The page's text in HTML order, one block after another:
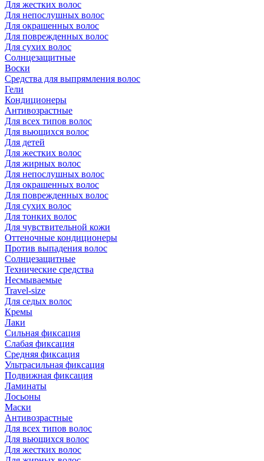
Для жестких волос
Для непослушных волос
Для окрашенных волос
Для поврежденных волос
Для сухих волос
Солнцезащитные
Воски
Средства для выпрямления волос
Гели
Кондиционеры
Антивозрастные
Для всех типов волос
Для вьющихся волос
Для детей
Для жестких волос
Для жирных волос
Для непослушных волос
Для окрашенных волос
Для поврежденных волос
Для сухих волос
Для тонких волос
Для чувствительной кожи
Оттеночные кондиционеры
Против выпадения волос
Солнцезащитные
Технические средства
Несмываемые
Travel-size
Для седых волос
Кремы
Лаки
Сильная фиксация
Слабая фиксация
Средняя фиксация
Ультрасильная фиксация
Подвижная фиксация
Ламинаты
Лосьоны
Маски
Антивозрастные
Для всех типов волос
Для вьющихся волос
Для жестких волос